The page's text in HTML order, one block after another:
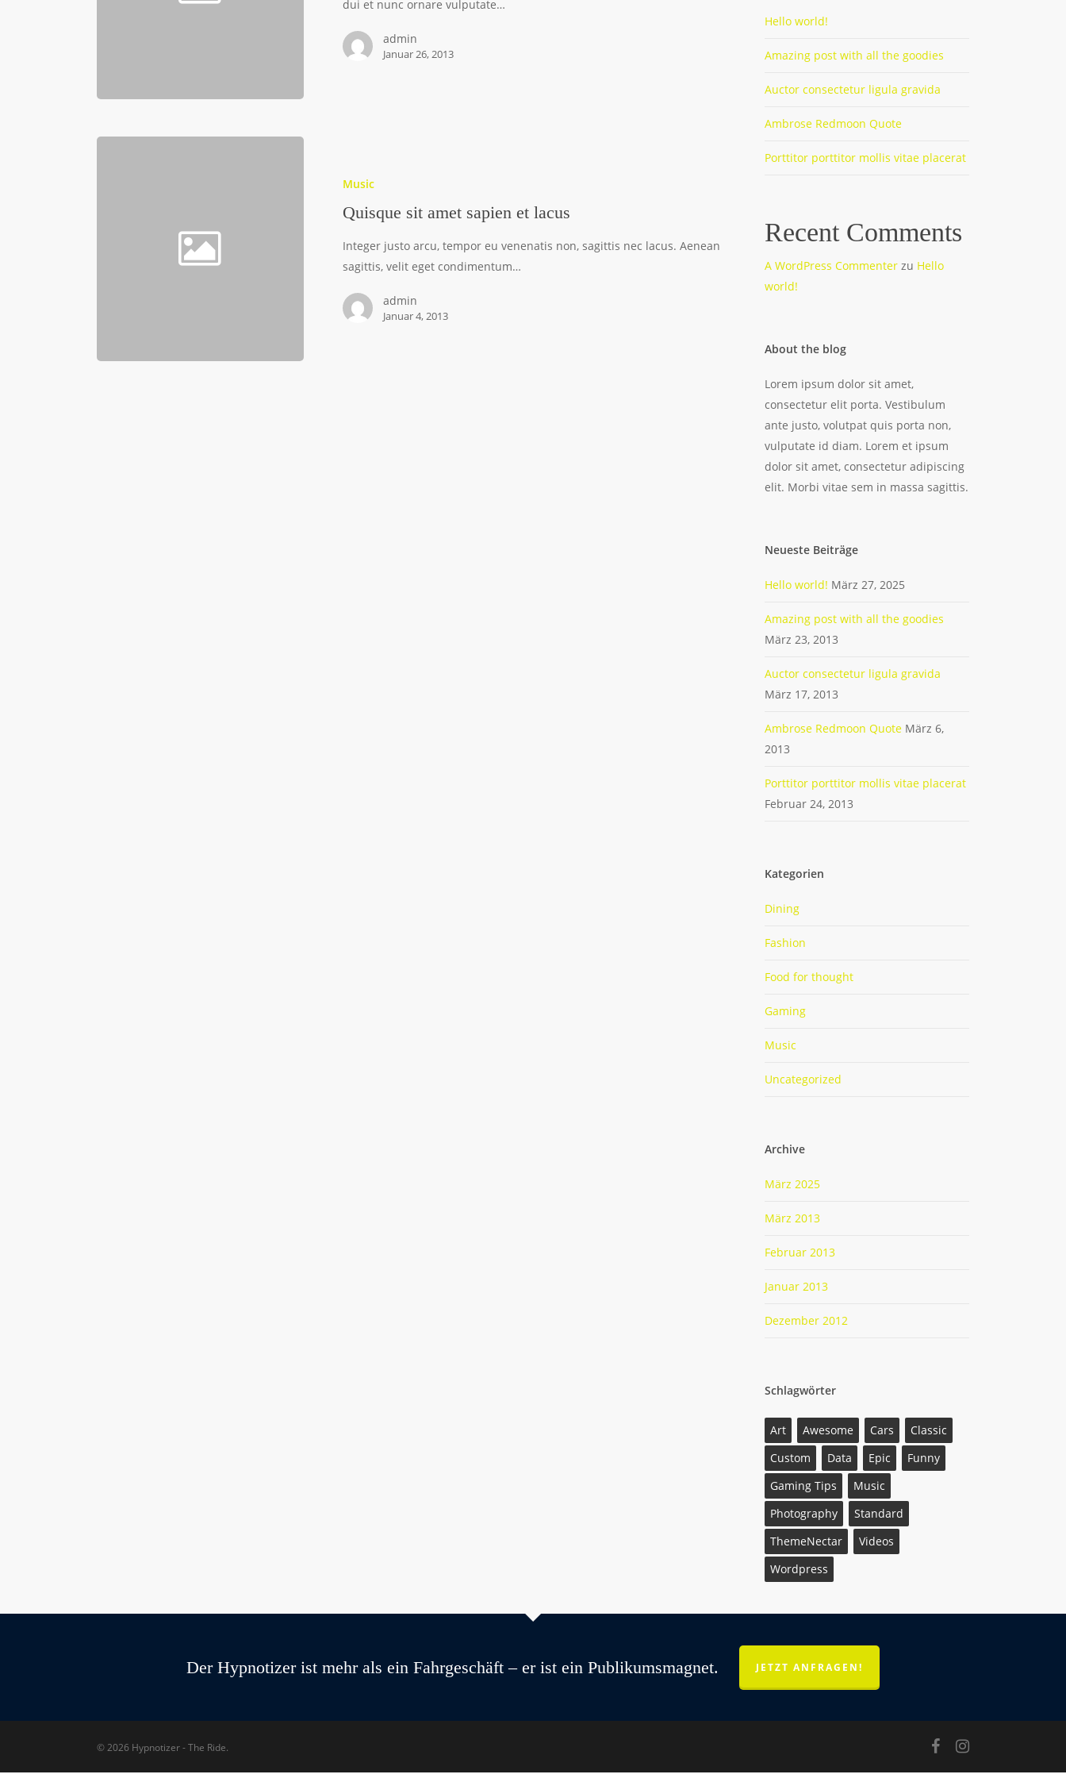
dui et nunc ornare vulputate…
admin
Januar 26, 2013
Music
Quisque sit amet sapien et lacus
Integer justo arcu, tempor eu venenatis non, sagittis nec lacus. Aenean
sagittis, velit eget condimentum…
admin
Januar 4, 2013
Hello world!
Amazing post with all the goodies
Auctor consectetur ligula gravida
Ambrose Redmoon Quote
Porttitor porttitor mollis vitae placerat
Recent Comments
A WordPress Commenterzu Hello
world!
About the blog
Lorem ipsum dolor sit amet,
consectetur elit porta. Vestibulum
ante justo, volutpat quis porta non,
vulputate id diam. Lorem et ipsum
dolor sit amet, consectetur adipiscing
elit. Morbi vitae sem in massa sagittis.
Neueste Beiträge
Hello world! März 27, 2025
Amazing post with all the goodies
März 23, 2013
Auctor consectetur ligula gravida
März 17, 2013
Ambrose Redmoon Quote März 6,
2013
Porttitor porttitor mollis vitae placerat
Februar 24, 2013
Kategorien
Dining
Fashion
Food for thought
Gaming
Music
Uncategorized
Archive
März 2025
März 2013
Februar 2013
Januar 2013
Dezember 2012
Schlagwörter
Art Awesome Cars
Classic
Custom
Data Epic
Funny
Gaming Tips
Music
Photography
Standard
ThemeNectar
Videos
Wordpress
Der Hypnotizer ist mehr als ein Fahrgeschäft – er ist ein Publikumsmagnet. JETZT ANFRAGEN!
© 2026 Hypnotizer - The Ride. facebookinstagram